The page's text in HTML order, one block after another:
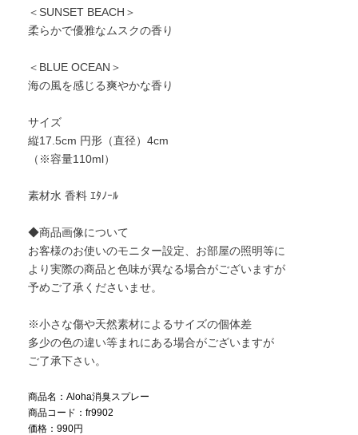
＜SUNSET BEACH＞
柔らかで優雅なムスクの香り
＜BLUE OCEAN＞
海の風を感じる爽やかな香り
サイズ
縦17.5cm 円形（直径）4cm
（※容量110ml）
素材水 香料 ｴﾀﾉｰﾙ
◆商品画像について
お客様のお使いのモニター設定、お部屋の照明等に
より実際の商品と色味が異なる場合がございますが
予めご了承くださいませ。
※小さな傷や天然素材によるサイズの個体差
多少の色の違い等まれにある場合がございますが
ご了承下さい。
商品名：Aloha消臭スプレー
商品コード：fr9902
価格：990円